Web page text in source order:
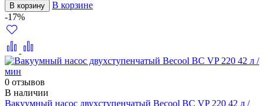
В корзину
В корзине
-17%
0 отзывов
В наличии
Вакуумный насос двухступенчатый Becool BC VP 220 42 л /